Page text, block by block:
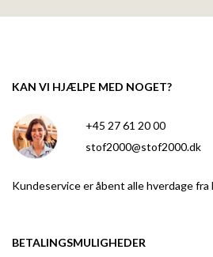
KAN VI HJÆLPE MED NOGET?
+45 27 61 20 00
stof2000@stof2000.dk
Kundeservice er åbent alle hverdage fra
BETALINGSMULIGHEDER